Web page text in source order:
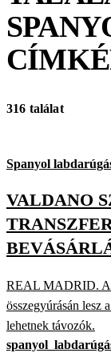
316 találat
Spanyol
VALDANO
REAL MADRID. A
összegyúrásán lesz
lehetnek távozók.